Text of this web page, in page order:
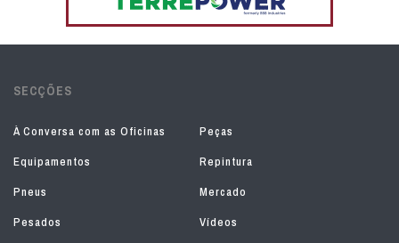
SECÇÕES
À Conversa com as Oficinas
Peças
Equipamentos
Repintura
Pneus
Mercado
Pesados
Vídeos